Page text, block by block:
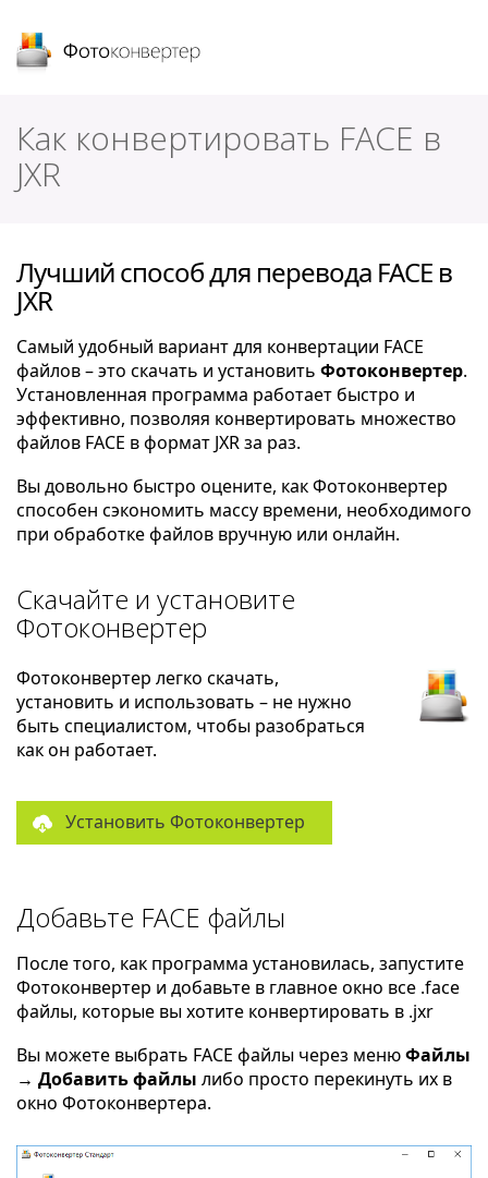
Как конвертировать FACE в
JXR
Лучший способ для перевода FACE в
JXR
Самый удобный вариант для конвертации FACE
файлов – это скачать и установить Фотоконвертер.
Установленная программа работает быстро и
эффективно, позволяя конвертировать множество
файлов FACE в формат JXR за раз.
Вы довольно быстро оцените, как Фотоконвертер
способен сэкономить массу времени, необходимого
при обработке файлов вручную или онлайн.
Скачайте и установите
Фотоконвертер
Фотоконвертер легко скачать,
установить и использовать – не нужно
быть специалистом, чтобы разобраться
как он работает.
Установить Фотоконвертер
Добавьте FACE файлы
После того, как программа установилась, запустите
Фотоконвертер и добавьте в главное окно все .face
файлы, которые вы хотите конвертировать в .jxr
Вы можете выбрать FACE файлы через менюФайлы
→ Добавить файлы либо просто перекинуть их в
окно Фотоконвертера.